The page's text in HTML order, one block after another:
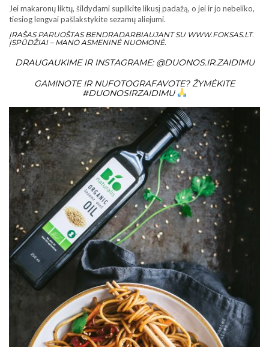
Jei makaronų liktų, šildydami supilkite likusį padažą, o jei ir jo nebeliko,
tiesiog lengvai pašlakstykite sezamų aliejumi.
ĮRAŠAS PARUOŠTAS BENDRADARBIAUJANT SU WWW.FOKSAS.LT.
ĮSPŪDŽIAI – MANO ASMENINĖ NUOMONĖ.
DRAUGAUKIME IR INSTAGRAME: @DUONOS.IR.ZAIDIMU
GAMINOTE IR NUFOTOGRAFAVOTE? ŽYMĖKITE
#DUONOSIRZAIDIMU